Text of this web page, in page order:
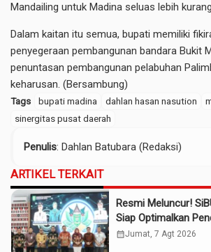
Mandailing untuk Madina seluas lebih
Dalam kaitan itu semua, bupati memiliki
penyegeraan pembangunan bandara Bukit
penuntasan pembangunan pelabuhan
keharusan. (Bersambung)
Tags bupati madina dahlan hasan nasution
sinergitas pusat daerah
Penulis: Dahlan Batubara (Redaksi)
ARTIKEL TERKAIT
Resmi Meluncur!
Siap Optimalkan
Madina
calendar_monthJumat, 7 Agt 2026